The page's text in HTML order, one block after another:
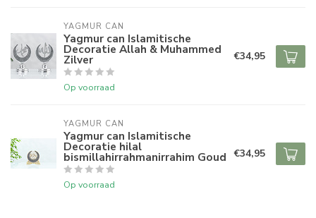
YAGMUR CAN
Yagmur can Islamitische
Decoratie Allah & Muhammed
Zilver
Op voorraad
€34,95
YAGMUR CAN
Yagmur can Islamitische
Decoratie hilal
bismillahirrahmanirrahim Goud
Op voorraad
€34,95